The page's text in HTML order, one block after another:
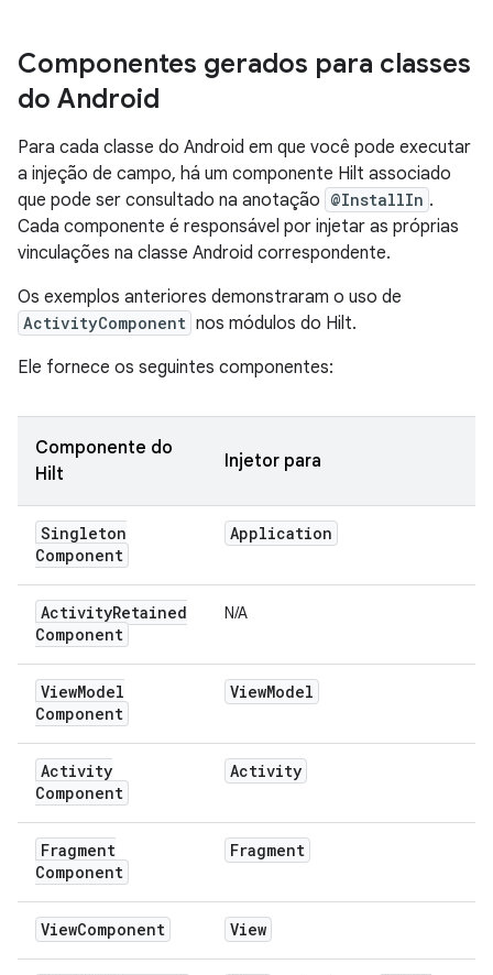
Componentes gerados para classes
do Android
Para cada classe do Android em que você pode executar
a injeção de campo, há um componente Hilt associado
que pode ser consultado na anotação @InstallIn .
Cada componente é responsável por injetar as próprias
vinculações na classe Android correspondente.
Os exemplos anteriores demonstraram o uso de
ActivityComponent nos módulos do Hilt.
Ele fornece os seguintes componentes:
Componente do
Hilt
Injetor para
Singleton
Component
Application
ActivityRetained
Component
N/A
ViewModel
Component
ViewModel
Activity
Component
Activity
Fragment
Component
Fragment
ViewComponent View